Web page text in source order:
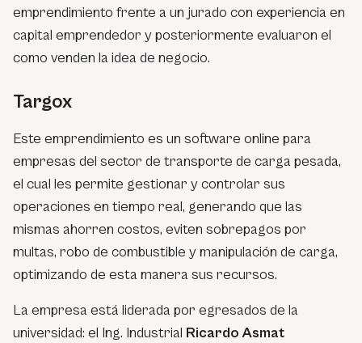
emprendimiento frente a un jurado con experiencia en
capital emprendedor y posteriormente evaluaron el
como venden la idea de negocio.
Targox
Este emprendimiento es un software online para
empresas del sector de transporte de carga pesada,
el cual les permite gestionar y controlar sus
operaciones en tiempo real, generando que las
mismas ahorren costos, eviten sobrepagos por
multas, robo de combustible y manipulación de carga,
optimizando de esta manera sus recursos.
La empresa está liderada por egresados de la
universidad: el Ing. Industrial Ricardo Asmat